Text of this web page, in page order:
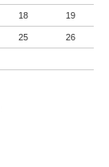
18 19
25 26